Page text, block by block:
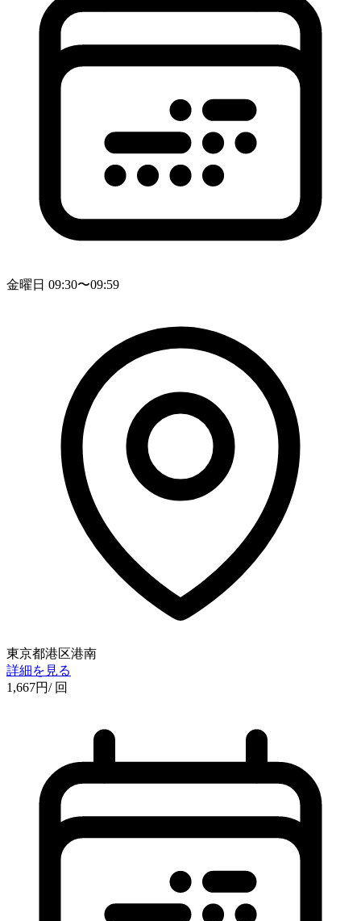
金曜日 09:30〜09:59
東京都港区港南
詳細を見る
1,667円/ 回